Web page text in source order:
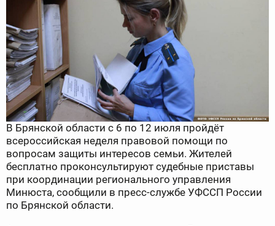
В Брянской области с 6 по 12 июля пройдёт
всероссийская неделя правовой помощи по
вопросам защиты интересов семьи. Жителей
бесплатно проконсультируют судебные приставы
при координации регионального управления
Минюста, сообщили в пресс-службе УФССП России
по Брянской области.